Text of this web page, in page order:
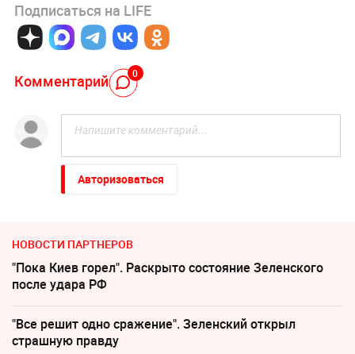
Подписаться на LIFE
Комментарий 0
Авторизоваться
НОВОСТИ ПАРТНЕРОВ
"Пока Киев горел". Раскрыто состояние Зеленского
после удара РФ
"Все решит одно сражение". Зеленский открыл
страшную правду